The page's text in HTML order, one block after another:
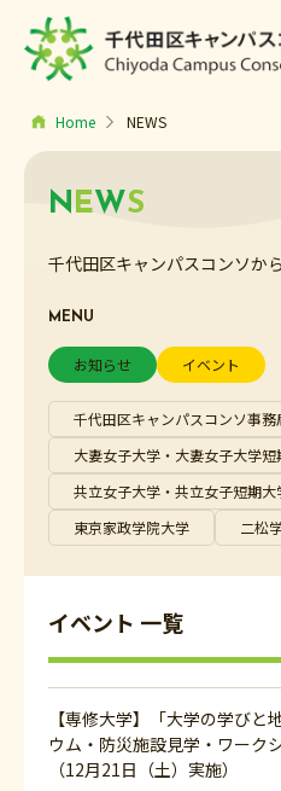
Home NEWS
NEWS
千代田区キャンパスコンソから
MENU
お知らせ イベント
千代田区キャンパスコンソ事務
大妻女子大学・大妻女子大学短
共立女子大学・共立女子短期大
東京家政学院大学
二松
イベント 一覧
【専修大学】「大学の学びと
ウム・防災施設見学・ワーク
（12月21日（土）実施）